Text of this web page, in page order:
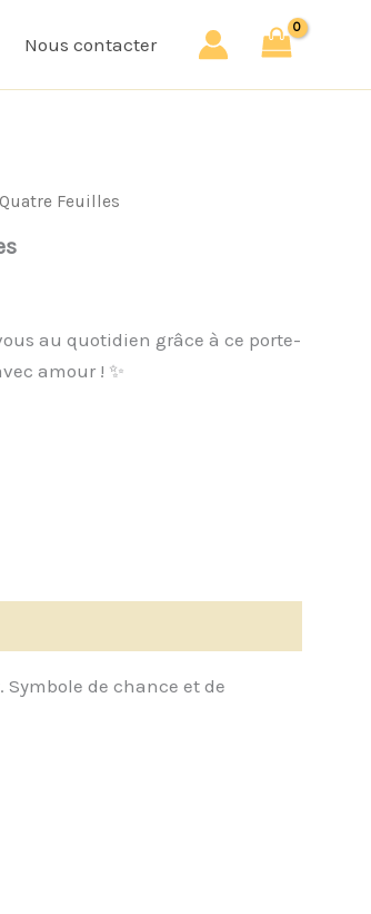
Nous contacter
Feuilles
au quotidien grâce à ce porte-
amour ! ✨
de chance et de